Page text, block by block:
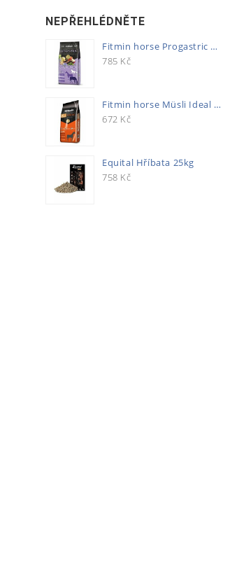
NEPŘEHLÉDNĚTE
Fitmin horse Progastric 20kg
785 Kč
Fitmin horse Müsli Ideal 20kg
672 Kč
Equital Hříbata 25kg
758 Kč